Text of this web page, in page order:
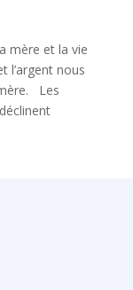
mère et la vie
l’argent nous
Les